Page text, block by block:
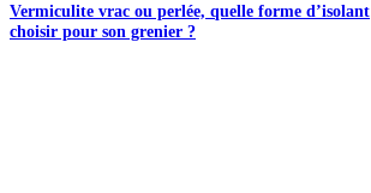
Vermiculite vrac ou perlée, quelle forme d’isolant
choisir pour son grenier ?